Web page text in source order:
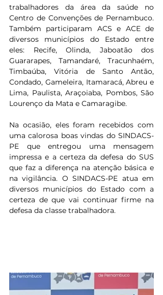
trabalhadores da área da saúde no
Centro de Convenções de Pernambuco.
Também participaram ACS e ACE de
diversos municípios do Estado entre
eles: Recife, Olinda, Jaboatão dos
Guararapes, Tamandaré, Tracunhaém,
Timbaúba, Vitória de Santo Antão,
Condado, Gameleira, Itamaracá, Abreu e
Lima, Paulista, Araçoiaba, Pombos, São
Lourenço da Mata e Camaragibe.
Na ocasião, eles foram recebidos com
uma calorosa boas vindas do SINDACS-
PE que entregou uma mensagem
impressa e a certeza da defesa do SUS
que faz a diferença na atenção básica e
na vigilância. O SINDACS-PE atua em
diversos municípios do Estado com a
certeza de que vai continuar firme na
defesa da classe trabalhadora.